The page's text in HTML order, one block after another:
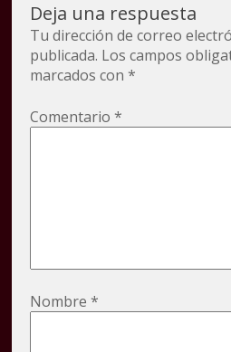
Deja una respuesta
Tu dirección de correo
publicada. Los campos
marcados con*
Comentario*
Nombre*